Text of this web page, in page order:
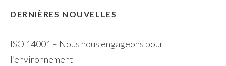
DERNIÈRES NOUVELLES
ISO 14001 – Nous nous engageons pour
l’environnement